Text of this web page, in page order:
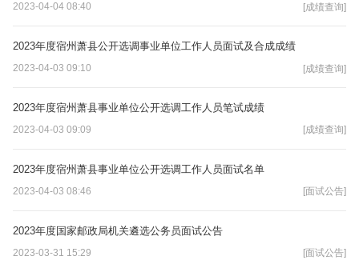
2023-04-04 08:40 [成绩查询]
2023年度宿州萧县公开选调事业单位工作人员面试及合成成绩
2023-04-03 09:10 [成绩查询]
2023年度宿州萧县事业单位公开选调工作人员笔试成绩
2023-04-03 09:09 [成绩查询]
2023年度宿州萧县事业单位公开选调工作人员面试名单
2023-04-03 08:46 [面试公告]
2023年度国家邮政局机关遴选公务员面试公告
2023-03-31 15:29 [面试公告]